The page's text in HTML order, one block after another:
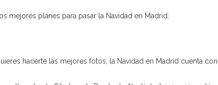
mejores planes para pasar la Navidad en Madrid:
hacerte las mejores fotos, la Navidad en Madrid cuenta con